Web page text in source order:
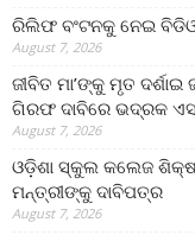
ରିଲିଫ ବଂଟନକୁ ନେଇ
August 7, 2026
ଜୀବିତ ମା’ଙ୍କୁ ମୃତ
ଗିରଫ ଦାବିରେ ଭଦ୍ରକ
August 7, 2026
ଓଡ଼ିଶା ସ୍କୁଲ କଲେଜ
ମନ୍ତ୍ରୀଙ୍କୁ ଦାବିପତ୍ର
August 7, 2026